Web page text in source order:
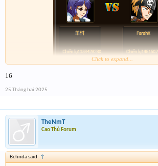
Click to expand...
16
25 Tháng hai 2025
TheNmT
Cao Thủ Forum
Belinda said: ↑